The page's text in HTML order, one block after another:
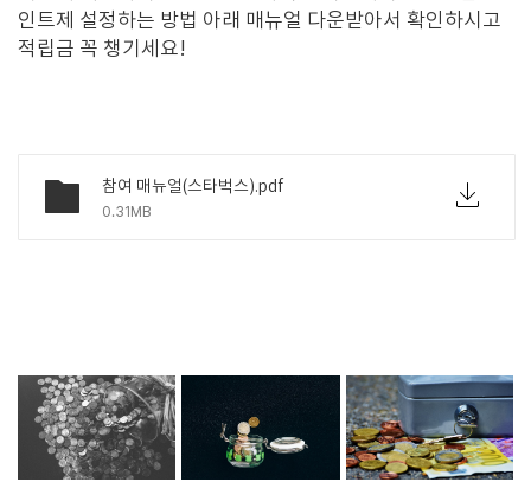
인트제 설정하는 방법 아래 매뉴얼 다운받아서 확인하시고
적립금 꼭 챙기세요!
참여 매뉴얼(스타벅스).pdf
0.31MB